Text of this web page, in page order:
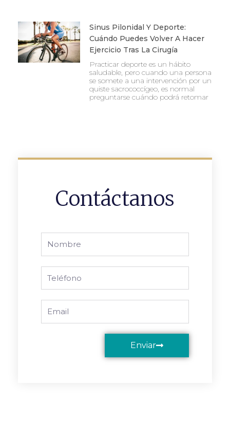
Sinus Pilonidal Y Deporte:
Cuándo Puedes Volver A Hacer
Ejercicio Tras La Cirugía
Practicar deporte es un hábito
saludable, pero cuando una persona
se somete a una intervención por un
quiste sacrococcígeo, es normal
preguntarse cuándo podrá retomar
Contáctanos
Enviar